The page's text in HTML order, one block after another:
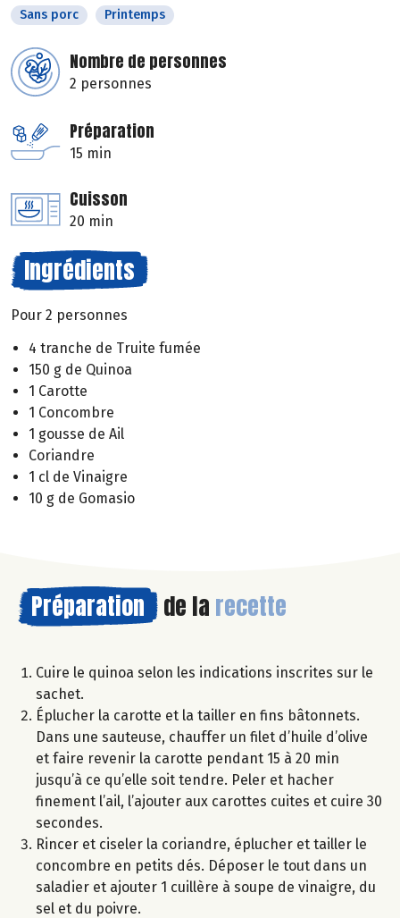
Sans porc
Printemps
Nombre de personnes
2 personnes
Préparation
15 min
Cuisson
20 min
Ingrédients
Pour 2 personnes
4 tranche de Truite fumée
150 g de Quinoa
1 Carotte
1 Concombre
1 gousse de Ail
Coriandre
1 cl de Vinaigre
10 g de Gomasio
Préparation de la recette
Cuire le quinoa selon les indications inscrites sur le
sachet.
Éplucher la carotte et la tailler en fins bâtonnets.
Dans une sauteuse, chauffer un filet d’huile d’olive
et faire revenir la carotte pendant 15 à 20 min
jusqu’à ce qu’elle soit tendre. Peler et hacher
finement l’ail, l’ajouter aux carottes cuites et cuire 30
secondes.
Rincer et ciseler la coriandre, éplucher et tailler le
concombre en petits dés. Déposer le tout dans un
saladier et ajouter 1 cuillère à soupe de vinaigre, du
sel et du poivre.